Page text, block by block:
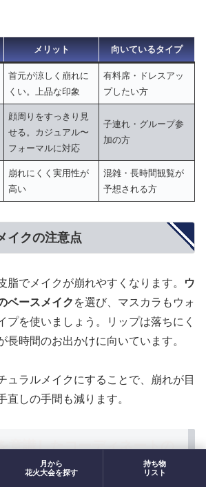
メリット 向いているタイプ
首元が涼しく崩れに
くい。上品な印象
有料席・ドレスアッ
プしたい方
顔周りをすっきり見
せる。カジュアル〜
フォーマルに対応
子連れ・グループ参
加の方
崩れにくく実用性が
高い
混雑・長時間観覧が
予想される方
イクの注意点
脂でメイクが崩れやすくなります。
ウ
ベースメイク を選び、マスカラもウォ
プを使いましょう。リップは落ちにく
長時間のお出かけに向いています。
ュラルメイクにすることで、崩れが目
直しの手間も減ります。
意識したコーディネートの
月から
花火大会を探す
持ち物
リスト